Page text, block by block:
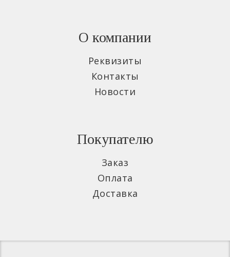
О компании
Реквизиты
Контакты
Новости
Покупателю
Заказ
Оплата
Доставка